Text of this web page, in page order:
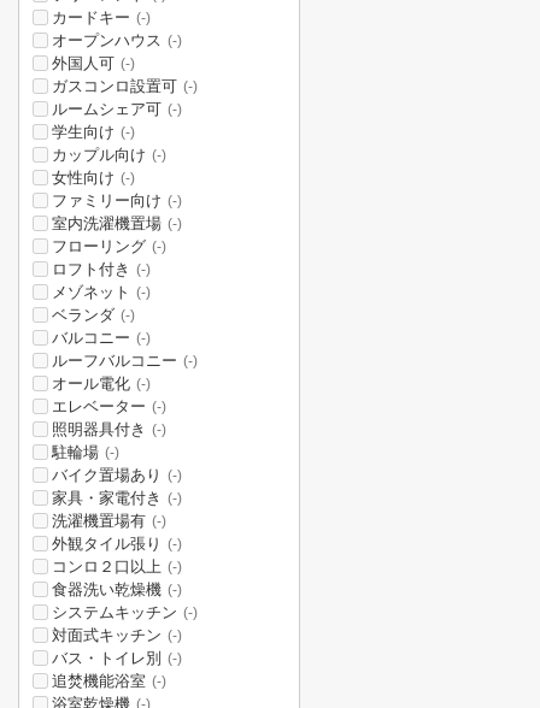
カードキー (-)
オープンハウス (-)
外国人可 (-)
ガスコンロ設置可 (-)
ルームシェア可 (-)
学生向け (-)
カップル向け (-)
女性向け (-)
ファミリー向け (-)
室内洗濯機置場 (-)
フローリング (-)
ロフト付き (-)
メゾネット (-)
ベランダ (-)
バルコニー (-)
ルーフバルコニー (-)
オール電化 (-)
エレベーター (-)
照明器具付き (-)
駐輪場 (-)
バイク置場あり (-)
家具・家電付き (-)
洗濯機置場有 (-)
外観タイル張り (-)
コンロ２口以上 (-)
食器洗い乾燥機 (-)
システムキッチン (-)
対面式キッチン (-)
バス・トイレ別 (-)
追焚機能浴室 (-)
浴室乾燥機 (-)